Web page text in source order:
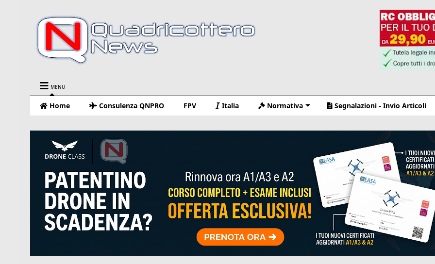
MENU
Home Consulenza QNPRO FPV Italia Normativa Segnalazioni - Invio Articoli